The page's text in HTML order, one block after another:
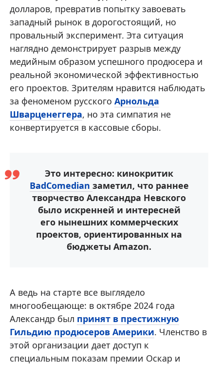
долларов, превратив попытку завоевать
западный рынок в дорогостоящий, но
провальный эксперимент. Эта ситуация
наглядно демонстрирует разрыв между
медийным образом успешного продюсера и
реальной экономической эффективностью
его проектов. Зрителям нравится наблюдать
за феноменом русского Арнольда
Шварценеггера, но эта симпатия не
конвертируется в кассовые сборы.
Это интересно: кинокритик
BadComedian заметил, что раннее
творчество Александра Невского
было искренней и интересней
его нынешних коммерческих
проектов, ориентированных на
бюджеты Amazon.
А ведь на старте все выглядело
многообещающе: в октябре 2024 года
Александр был принят в престижную
Гильдию продюсеров Америки. Членство в
этой организации дает доступ к
специальным показам премии Оскар и